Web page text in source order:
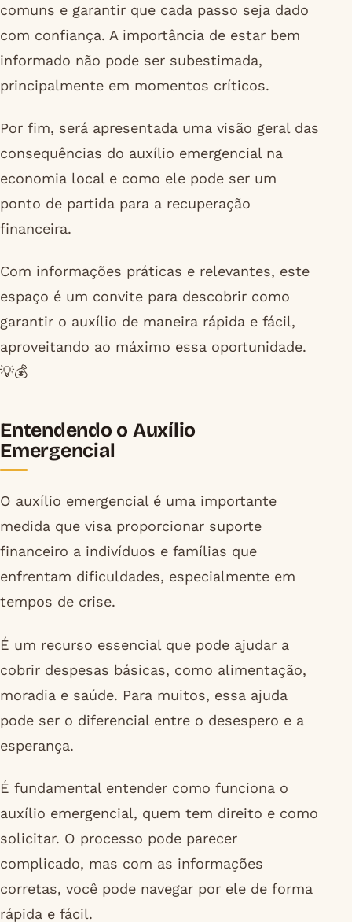
comuns e garantir que cada passo seja dado
com confiança. A importância de estar bem
informado não pode ser subestimada,
principalmente em momentos críticos.
Por fim, será apresentada uma visão geral das
consequências do auxílio emergencial na
economia local e como ele pode ser um
ponto de partida para a recuperação
financeira.
Com informações práticas e relevantes, este
espaço é um convite para descobrir como
garantir o auxílio de maneira rápida e fácil,
aproveitando ao máximo essa oportunidade.
💡💰
Entendendo o Auxílio
Emergencial
O auxílio emergencial é uma importante
medida que visa proporcionar suporte
financeiro a indivíduos e famílias que
enfrentam dificuldades, especialmente em
tempos de crise.
É um recurso essencial que pode ajudar a
cobrir despesas básicas, como alimentação,
moradia e saúde. Para muitos, essa ajuda
pode ser o diferencial entre o desespero e a
esperança.
É fundamental entender como funciona o
auxílio emergencial, quem tem direito e como
solicitar. O processo pode parecer
complicado, mas com as informações
corretas, você pode navegar por ele de forma
rápida e fácil.